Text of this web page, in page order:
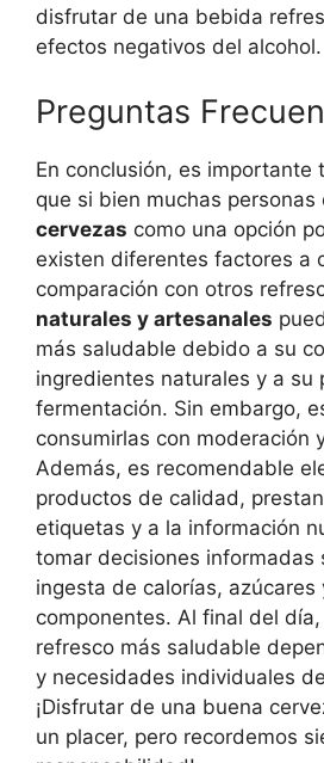
disfrutar de una bebida
efectos negativos del alcohol.
Preguntas
En conclusión, es importante
que si bien muchas personas
cervezas como una opción
existen diferentes factores a
comparación con otros
naturales y artesanales
más saludable debido a su
ingredientes naturales y a su
fermentación. Sin embargo,
consumirlas con moderación
Además, es recomendable
productos de calidad,
etiquetas y a la información
tomar decisiones informadas
ingesta de calorías, azúcares
componentes. Al final del
refresco más saludable
y necesidades individuales
¡Disfrutar de una buena
un placer, pero recordemos